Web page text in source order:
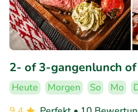
2- of 3-gangenlunch
Heute Morgen So Mo